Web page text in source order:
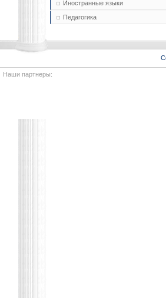
Иностранные языки
Педагогика
Наши партнеры: